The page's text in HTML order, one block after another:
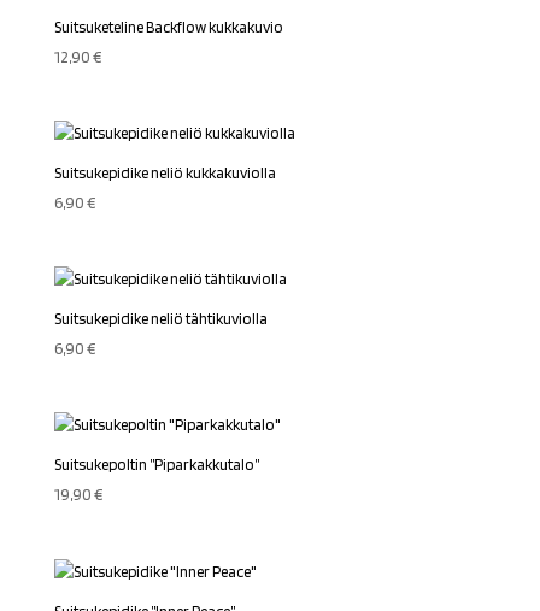
Suitsuketeline Backflow kukkakuvio
12,90€
Suitsukepidike neliö kukkakuviolla
6,90€
Suitsukepidike neliö tähtikuviolla
6,90€
Suitsukepoltin ”Piparkakkutalo”
19,90€